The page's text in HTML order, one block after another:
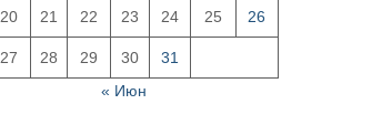
20 21 22 23 24 25 26
27 28 29 30
31
« Июн